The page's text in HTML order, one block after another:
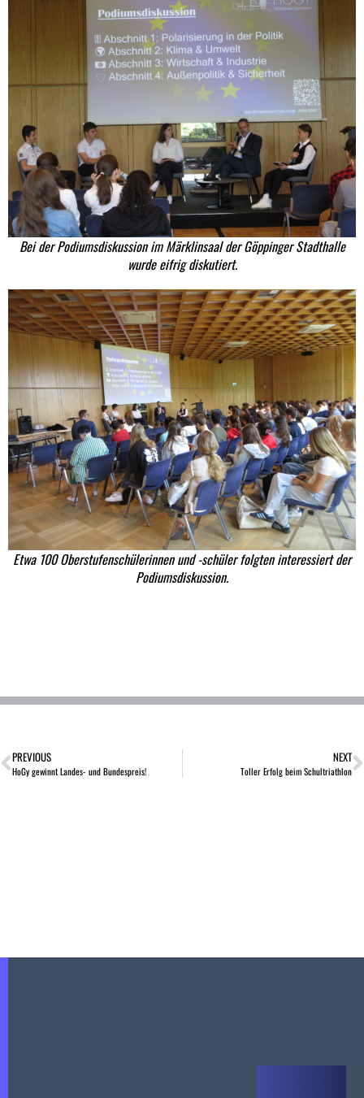
Bei der Podiumsdiskussion im Märklinsaal der Göppinger Stadthalle
wurde eifrig diskutiert.
Etwa 100 Oberstufenschülerinnen und -schüler folgten interessiert der
Podiumsdiskussion.
PREVIOUS
HoGy gewinnt Landes- und Bundespreis!
NEXT
Toller Erfolg beim Schultriathlon